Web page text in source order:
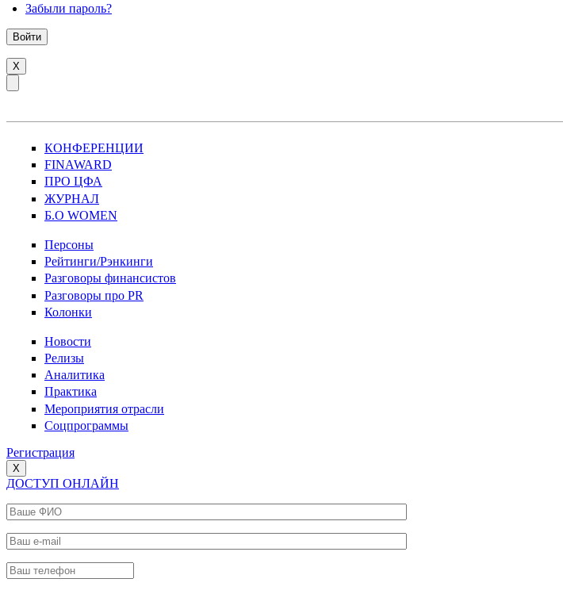
Забыли пароль?
X
КОНФЕРЕНЦИИ
FINAWARD
ПРО ЦФА
ЖУРНАЛ
Б.О WOMEN
Персоны
Рейтинги/Рэнкинги
Разговоры финансистов
Разговоры про PR
Колонки
Новости
Релизы
Аналитика
Практика
Мероприятия отрасли
Соцпрограммы
Регистрация
X
ДОСТУП ОНЛАЙН
Ваше ФИО
Ваш e-mail
Ваш телефон